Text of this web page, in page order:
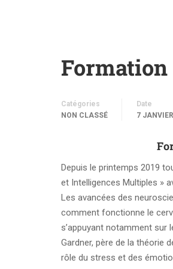
Catégories
NON CLASSÉ
Date
7
Depuis le printemps 2019
et Intelligences Multiples »
Les avancées des
comment fonctionne le
s’appuyant notamment sur
Gardner, père de la théorie
rôle du stress et des